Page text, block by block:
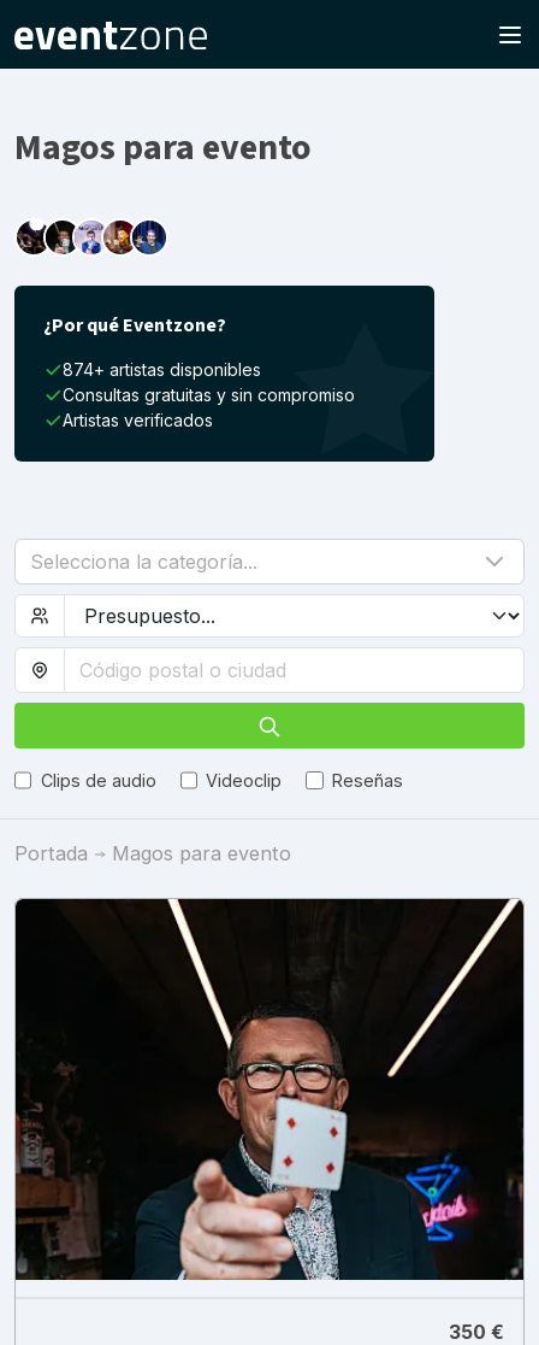
Magos para evento
¿Por qué Eventzone?
874+ artistas disponibles
Consultas gratuitas y sin compromiso
Artistas verificados
Selecciona la categoría...
Clips de audio Videoclip Reseñas
Portada Magos para evento
350 €